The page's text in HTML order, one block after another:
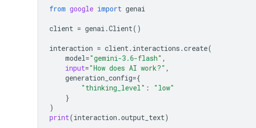
from google import genai
client = genai .Client()
interaction = client. interactions .create(
model="gemini-3.6-flash" ,
input="How does AI work?" ,
generation_config={
"thinking_level" :
"low"
}
)
print(interaction .output_text)